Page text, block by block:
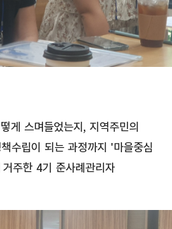
게 스며들었는지, 지역주민의
수립이 되는 과정까지 '마을중심
주한 4기 준사례관리자